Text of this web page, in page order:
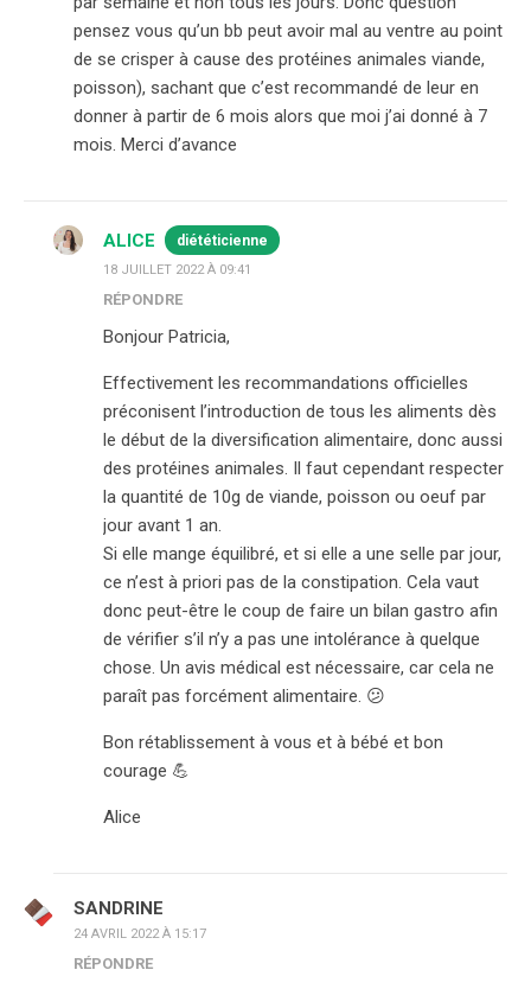
pensez vous qu’un bb peut avoir mal au ventre au point
de se crisper à cause des protéines animales viande,
poisson), sachant que c’est recommandé de leur en
donner à partir de 6 mois alors que moi j’ai donné à 7
mois. Merci d’avance
ALICE diététicienne
18 JUILLET 2022 À 09:41
RÉPONDRE
Bonjour Patricia,
Effectivement les recommandations officielles
préconisent l’introduction de tous les aliments dès
le début de la diversification alimentaire, donc aussi
des protéines animales. Il faut cependant respecter
la quantité de 10g de viande, poisson ou oeuf par
jour avant 1 an.
Si elle mange équilibré, et si elle a une selle par jour,
ce n’est à priori pas de la constipation. Cela vaut
donc peut-être le coup de faire un bilan gastro afin
de vérifier s’il n’y a pas une intolérance à quelque
chose. Un avis médical est nécessaire, car cela ne
paraît pas forcément alimentaire. 😕
Bon rétablissement à vous et à bébé et bon
courage 💪
Alice
SANDRINE
24 AVRIL 2022 À 15:17
RÉPONDRE